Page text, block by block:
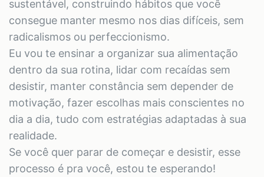
sustentável, construindo hábitos que você
consegue manter mesmo nos dias difíceis, sem
radicalismos ou perfeccionismo.
Eu vou te ensinar a organizar sua alimentação
dentro da sua rotina, lidar com recaídas sem
desistir, manter constância sem depender de
motivação, fazer escolhas mais conscientes no
dia a dia, tudo com estratégias adaptadas à sua
realidade.
Se você quer parar de começar e desistir, esse
processo é pra você, estou te esperando!